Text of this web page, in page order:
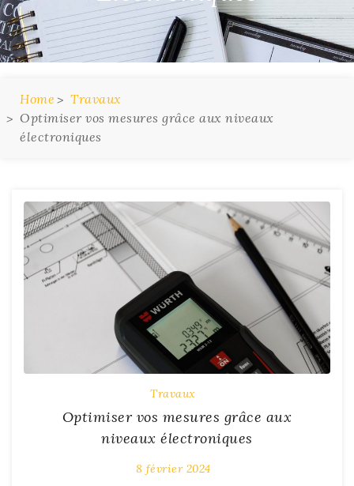
Home
Travaux
Optimiser vos mesures grâce aux niveaux
électroniques
Travaux
Optimiser vos mesures grâce aux
niveaux électroniques
8 février 2024